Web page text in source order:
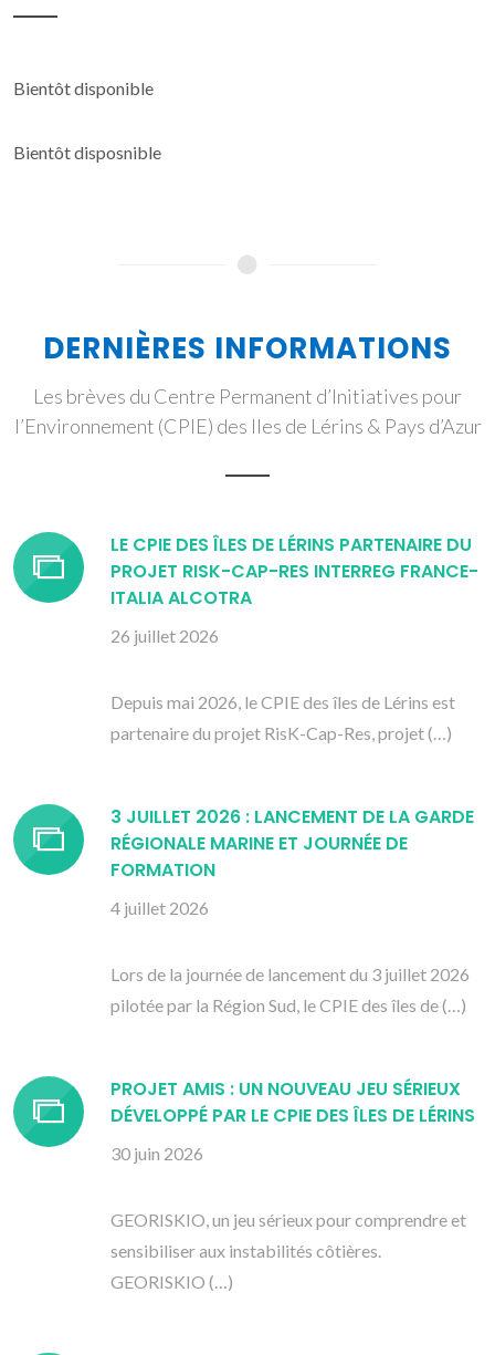
Bientôt disponible
Bientôt disposnible
DERNIÈRES INFORMATIONS
Les brèves du Centre Permanent d’Initiatives pour
l’Environnement (CPIE) des Iles de Lérins & Pays d’Azur
LE CPIE DES ÎLES DE LÉRINS PARTENAIRE DU
PROJET RISK-CAP-RES INTERREG FRANCE-
ITALIA ALCOTRA
26 juillet 2026
Depuis mai 2026, le CPIE des îles de Lérins est
partenaire du projet RisK-Cap-Res, projet (…)
3 JUILLET 2026 : LANCEMENT DE LA GARDE
RÉGIONALE MARINE ET JOURNÉE DE
FORMATION
4 juillet 2026
Lors de la journée de lancement du 3 juillet 2026
pilotée par la Région Sud, le CPIE des îles de (…)
PROJET AMIS : UN NOUVEAU JEU SÉRIEUX
DÉVELOPPÉ PAR LE CPIE DES ÎLES DE LÉRINS
30 juin 2026
GEORISKIO, un jeu sérieux pour comprendre et
sensibiliser aux instabilités côtières.
GEORISKIO (…)